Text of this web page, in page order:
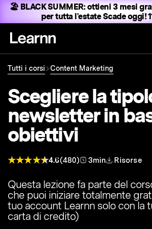
🏖️ BLACK SUMMER:ottieni 3 mesi
per tutta l'estateScade oggi!
Tutti i corsi Content Marketing
Scegliere la
newsletter in
obiettivi
4.6(480) 3min Risorse
Questa lezione fa parte del
che puoi iniziare totalmente
tuo account Learnn solo con la
carta di credito)